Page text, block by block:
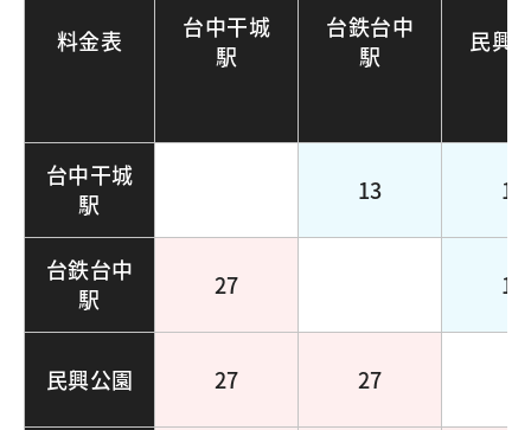
料金表
台中干城
駅
台鉄台中
駅
民興
台中干城
駅
13 13
台鉄台中
駅
27 13
民興公園 27 27